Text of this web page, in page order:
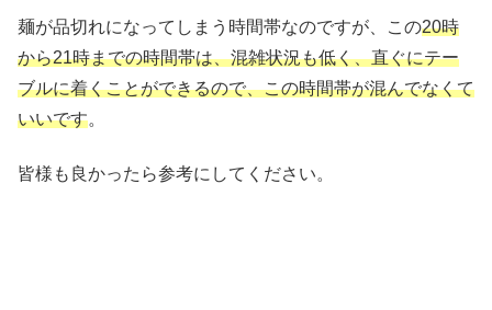
麺が品切れになってしまう時間帯なのですが、この20時
から21時までの時間帯は、混雑状況も低く、直ぐにテー
ブルに着くことができるので、この時間帯が混んでなくて
いいです。
皆様も良かったら参考にしてください。